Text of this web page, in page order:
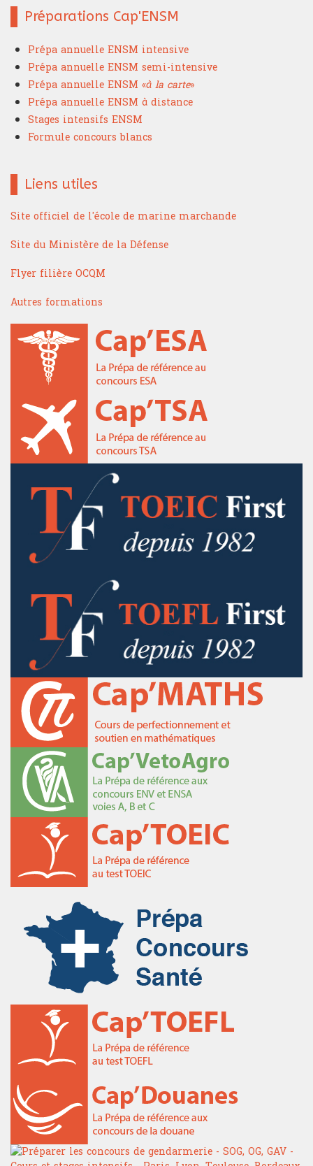
Préparations Cap'ENSM
Prépa annuelle ENSM intensive
Prépa annuelle ENSM semi-intensive
Prépa annuelle ENSM «à la carte»
Prépa annuelle ENSM à distance
Stages intensifs ENSM
Formule concours blancs
Liens utiles
Site officiel de l'école de marine marchande
Site du Ministère de la Défense
Flyer filière OCQM
Autres formations